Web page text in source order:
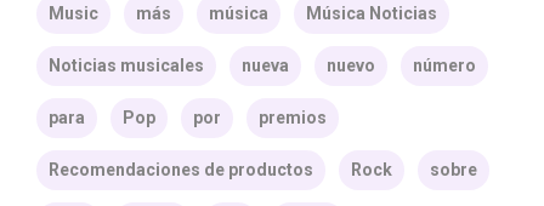
Music más música Música Noticias
Noticias musicales nueva nuevo número
para Pop por premios
Recomendaciones de productos Rock sobre